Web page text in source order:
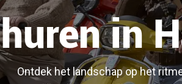
in
Ontdek het landschap op het